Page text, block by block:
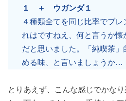
１ ＋ ウガンダ１
４種類全てを同じ比率でブレ
れはですねえ、何と言うか
だと思いました。「純喫茶
める味、と言いましょうか…
とりあえず、こんな感じでかな